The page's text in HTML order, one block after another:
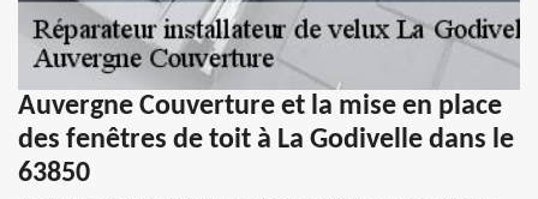
Auvergne Couverture et la mise en place
des fenêtres de toit à La Godivelle dans le
63850